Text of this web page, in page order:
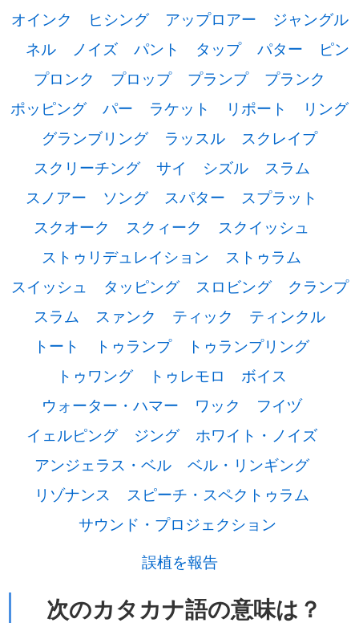
オインク
ヒシング アップロアー
ジャングル
ネル
ノイズ パント タップ パター
ピン
プロンク
プロップ プランプ
プランク
ポッピング
パー ラケット リポート
リング
グランブリング
ラッスル
スクレイプ
スクリーチング
サイ シズル
スラム
スノアー
ソング スパター
スプラット
スクオーク
スクィーク
スクイッシュ
ストゥリデュレイション
ストゥラム
スイッシュ
タッピング スロビング
クランプ
スラム
スァンク ティック
ティンクル
トート
トゥランプ
トゥランプリング
トゥワング
トゥレモロ
ボイス
ウォーター・ハマー
ワック
フイヅ
イェルピング
ジング
ホワイト・ノイズ
アンジェラス・ベル
ベル・リンギング
リゾナンス
スピーチ・スペクトゥラム
サウンド・プロジェクション
誤植を報告
次のカタカナ語の意味は？